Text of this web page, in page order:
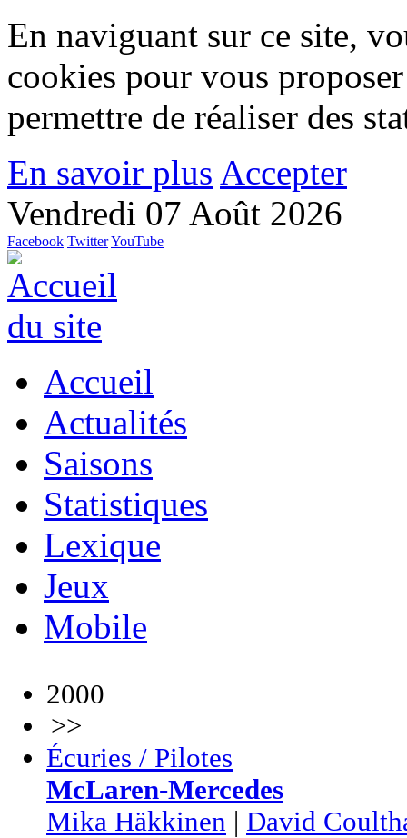
En naviguant sur ce site,
cookies pour vous
permettre de réaliser des
En savoir plus Accepter
Vendredi 07 Août 2026
Facebook TwitterYouTube
Accueil
Actualités
Saisons
Statistiques
Lexique
Jeux
Mobile
2000
>>
Écuries / Pilotes
McLaren-Mercedes
Mika Häkkinen
David